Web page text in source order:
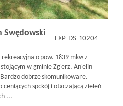
Swędowski
EXP-DS-10204
rekreacyjna o pow. 1839 mkw z
w gminie Zgierz, Anielin
dobrze skomunikowane.
ceniących spokój i otaczającą zieleń,
...